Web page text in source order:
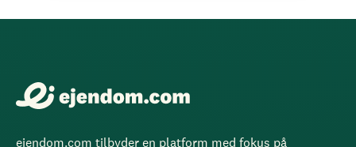
ejendom.com tilbyder en platform med fokus på